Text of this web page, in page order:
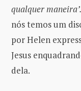
qualquer maneira’.
nós temos um
por Helen
Jesus
dela.